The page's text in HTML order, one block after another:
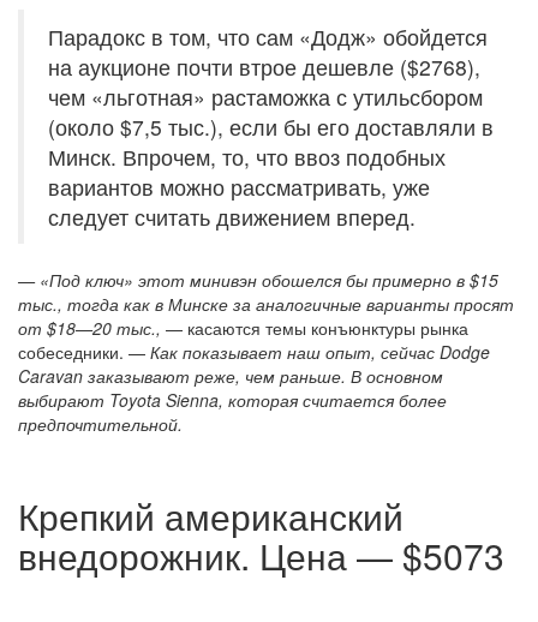
Парадокс в том, что сам «Додж» обойдется
на аукционе почти втрое дешевле ($2768),
чем «льготная» растаможка с утильсбором
(около $7,5 тыс.), если бы его доставляли в
Минск. Впрочем, то, что ввоз подобных
вариантов можно рассматривать, уже
следует считать движением вперед.
— «Под ключ» этот минивэн обошелся бы примерно в $15
тыс., тогда как в Минске за аналогичные варианты просят
от $18—20 тыс., — касаются темы конъюнктуры рынка
собеседники. — Как показывает наш опыт, сейчас Dodge
Caravan заказывают реже, чем раньше. В основном
выбирают Toyota Sienna, которая считается более
предпочтительной.
Крепкий американский
внедорожник. Цена — $5073